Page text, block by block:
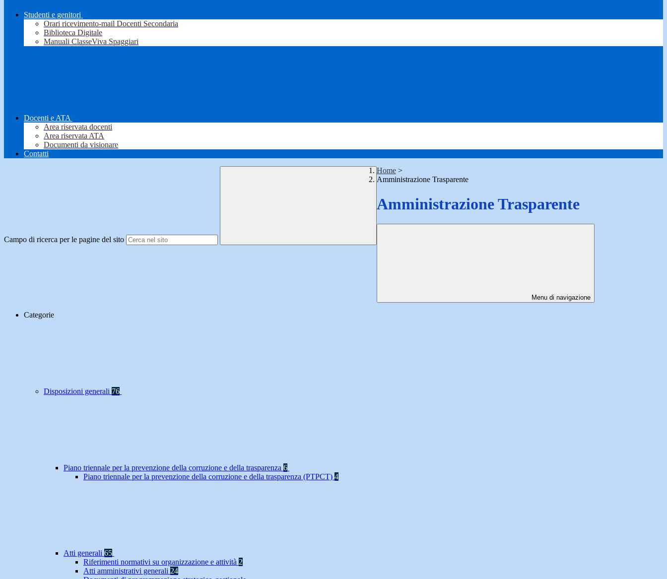
Studenti e genitori
Orari ricevimento-mail Docenti Secondaria
Biblioteca Digitale
Manuali ClasseViva Spaggiari
Docenti e ATA
Area riservata docenti
Area riservata ATA
Documenti da visionare
Contatti
Campo di ricerca per le pagine del sito
Home >
Amministrazione Trasparente
Amministrazione Trasparente
Menu di navigazione
Categorie
Disposizioni generali 76
Piano triennale per la prevenzione della corruzione e della trasparenza 6
Piano triennale per la prevenzione della corruzione e della trasparenza (PTPCT) 4
Atti generali 65
Riferimenti normativi su organizzazione e attività 2
Atti amministrativi generali 24